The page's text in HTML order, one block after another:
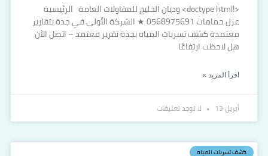
<!doctype html> وديان الخليج للمقاولات العامة الرئيسية
عزل حمامات 0568975691 ★ الشركة الأولى في جدة بتقارير
معتمدة كشف تسربات المياه بجدة تقرير معتمد – اتصل الآن
هل لاحظت ارتفاعًا
اقرأ المزيد »
أبريل 13 لا توجد تعليقات
كشف تسربات المياه